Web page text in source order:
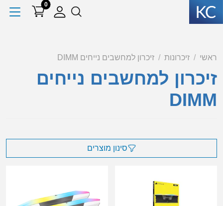
0
ראשי זיכרונות זיכרון למחשבים נייחים DIMM
זיכרון למחשבים נייחים
DIMM
סינון מוצרים